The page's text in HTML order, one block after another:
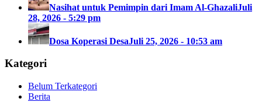
Nasihat untuk Pemimpin dari Imam Al-GhazaliJuli
28, 2026 - 5:29 pm
Dosa Koperasi DesaJuli 25, 2026 - 10:53 am
Kategori
Belum Terkategori
Berita